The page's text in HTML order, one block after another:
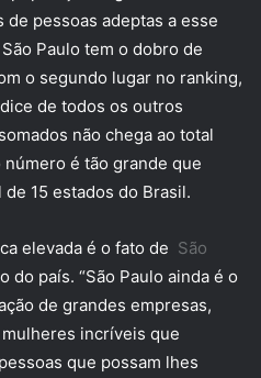
de pessoas adeptas a esse
Paulo tem o dobro de
o segundo lugar no ranking,
de todos os outros
não chega ao total
é tão grande que
15 estados do Brasil.
elevada é o fato de São
do país. “São Paulo ainda é o
de grandes empresas,
incríveis que
que possam lhes